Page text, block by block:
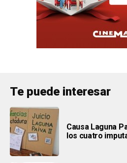
Te puede interesar
Causa Laguna
los cuatro